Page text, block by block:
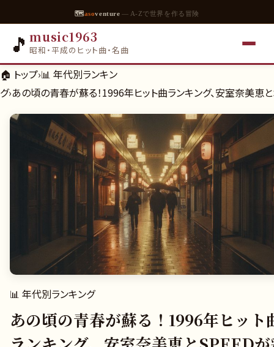
🗺asoventure — A-Zで世界を作る冒険
🎵 music1963
昭和・平成のヒット曲・名曲
🏠 トップ›📊 年代別ランキン
グ›あの頃の青春が蘇る！1996年ヒット曲ランキング、安室奈美恵
📊 年代別ランキング
あの頃の青春が蘇る！1996年ヒット